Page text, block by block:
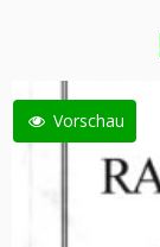
Vorschau